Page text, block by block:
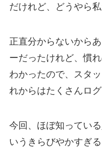
だけれど、どうやら
正直分からないから
ーだったけれど、慣
わかったので、スタ
れからはたくさんロ
今回、ほぼ知ってい
いうきらびやかすぎ